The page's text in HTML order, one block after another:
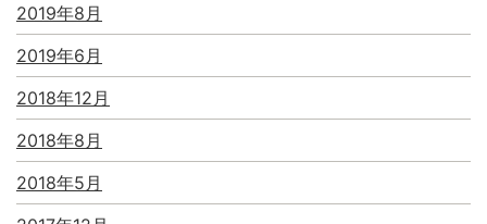
2019年8月
2019年6月
2018年12月
2018年8月
2018年5月